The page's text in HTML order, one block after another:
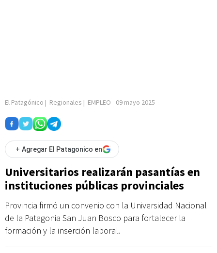
El Patagónico | Regionales | EMPLEO - 09 mayo 2025
+ Agregar El Patagonico en
Universitarios realizarán pasantías en
instituciones públicas provinciales
Provincia firmó un convenio con la Universidad Nacional
de la Patagonia San Juan Bosco para fortalecer la
formación y la inserción laboral.